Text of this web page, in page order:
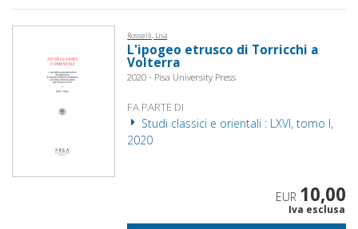
Rosselli, Lisa
L'ipogeo etrusco di Torricchi a
Volterra
2020 - Pisa University Press
FA PARTE DI
Studi classici e orientali : LXVI, tomo I,
2020
EUR 10,00
Iva esclusa